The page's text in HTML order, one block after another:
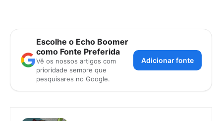
Escolhe o Echo Boomer
como Fonte Preferida
Vê os nossos artigos com
prioridade sempre que
pesquisares no Google.
Adicionar fonte